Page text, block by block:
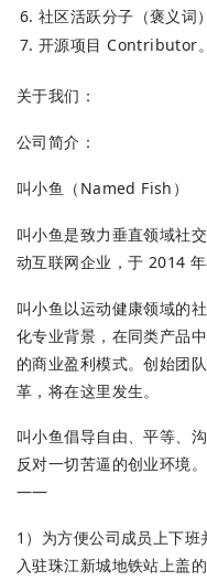
社区活跃分子（褒义词
开源项目 Contributor。
关于我们：
公司简介：
叫小鱼（Named Fish）
叫小鱼是致力垂直领域社
动互联网企业，于 2014 年
叫小鱼以运动健康领域的
化专业背景，在同类产品
的商业盈利模式。创始团
革，将在这里发生。
叫小鱼倡导自由、平等、
反对一切苦逼的创业环境
——
1）为方便公司成员上下
入驻珠江新城地铁站上盖